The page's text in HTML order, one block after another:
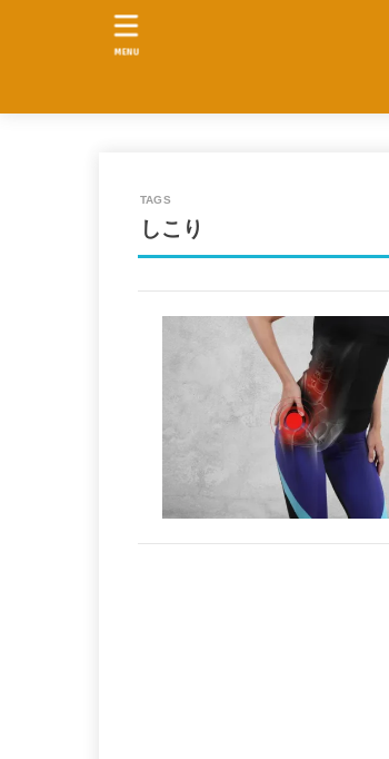
MENU
しこり